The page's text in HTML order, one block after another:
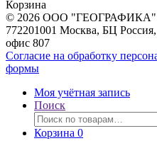
Корзина
© 2026 ООО "ГЕОГРАФИКА"
772201001 Москва, БЦ
офис 807
Согласие на обработку
формы
Моя учётная запись
Поиск
Искать:
Корзина 0